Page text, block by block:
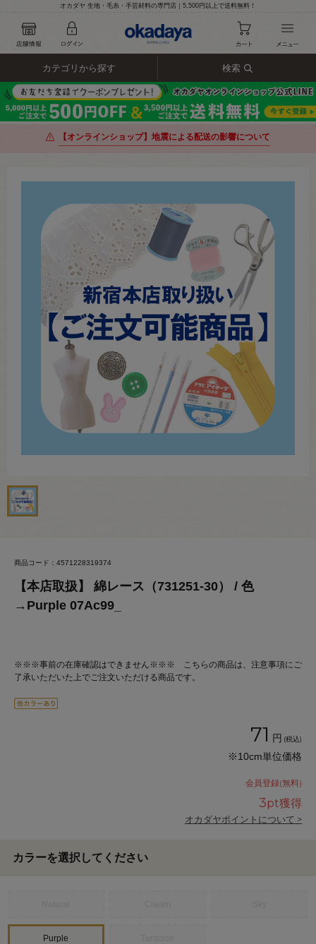
オカダヤ 生地・毛糸・手芸材料の専門店｜5,500円以上で送料無料！
カテゴリから探す 検索
【オンラインショップ】地震による配送の影響について
商品コード：4571228319374
【本店取扱】 綿レース（731251-30） / 色
→Purple 07Ac99_
※※※事前の在庫確認はできません※※※ こちらの商品は、注意事項にご
了承いただいた上でご注文いただける商品です。
71 円 (税込)
※10cm単位価格
会員登録(無料)
3pt獲得
オカダヤポイントについて >
カラーを選択してください
Purple